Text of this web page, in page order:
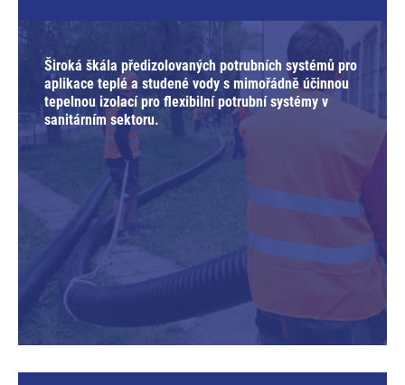
Široká škála předizolovaných potrubních systémů pro
aplikace teplé a studené vody s mimořádně účinnou
tepelnou izolací pro flexibilní potrubní systémy v
sanitárním sektoru.